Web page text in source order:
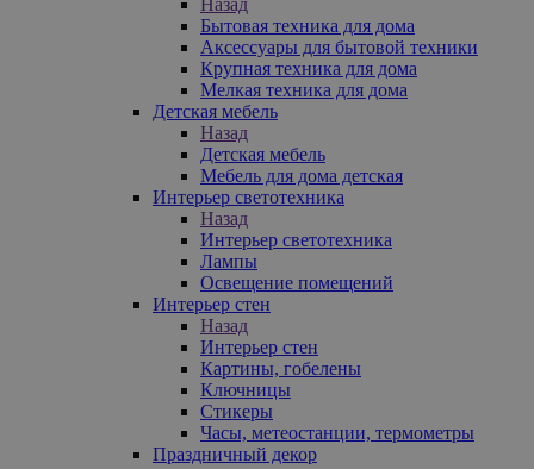
Бытовая техника для дома
Аксессуары для бытовой техники
Крупная техника для дома
Мелкая техника для дома
Детская мебель
Назад
Детская мебель
Мебель для дома детская
Интерьер светотехника
Назад
Интерьер светотехника
Лампы
Освещение помещений
Интерьер стен
Назад
Интерьер стен
Картины, гобелены
Ключницы
Стикеры
Часы, метеостанции, термометры
Праздничный декор